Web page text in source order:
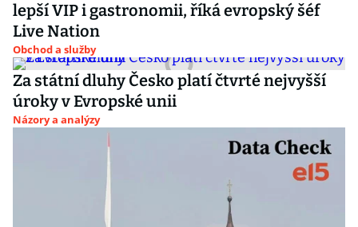
lepší VIP i gastronomii, říká evropský šéf
Live Nation
Obchod a služby
Za státní dluhy Česko platí čtvrté nejvyšší
úroky v Evropské unii
Názory a analýzy